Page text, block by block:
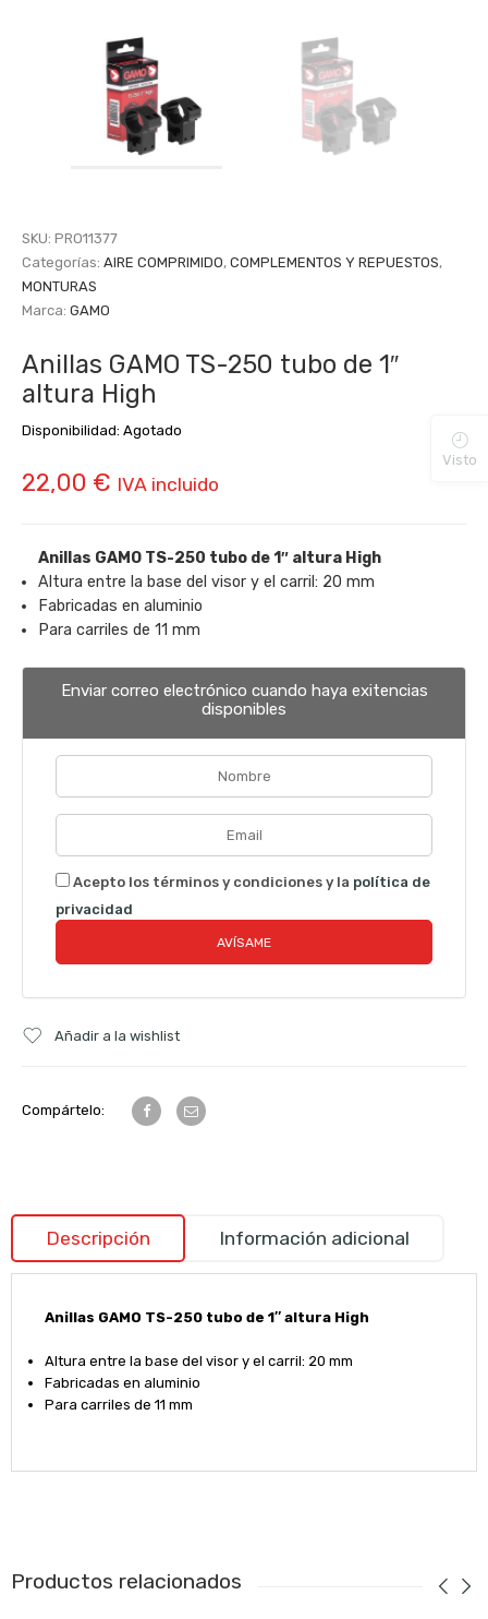
SKU: PRO11377
Categorías: AIRE COMPRIMIDO, COMPLEMENTOS Y REPUESTOS,
MONTURAS
Marca: GAMO
Anillas GAMO TS-250 tubo de 1″
altura High
Disponibilidad: Agotado
22,00 € IVA incluido
Anillas GAMO TS-250 tubo de 1″ altura High
Altura entre la base del visor y el carril: 20 mm
Fabricadas en aluminio
Para carriles de 11 mm
Enviar correo electrónico cuando haya exitencias
disponibles
Acepto los términos y condiciones y la política de
privacidad
Añadir a la wishlist
Compártelo:
Descripción Información adicional
Anillas GAMO TS-250 tubo de 1″ altura High
Altura entre la base del visor y el carril: 20 mm
Fabricadas en aluminio
Para carriles de 11 mm
Productos relacionados
Visto